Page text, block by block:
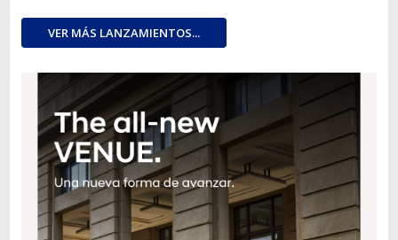
VER MÁS LANZAMIENTOS...